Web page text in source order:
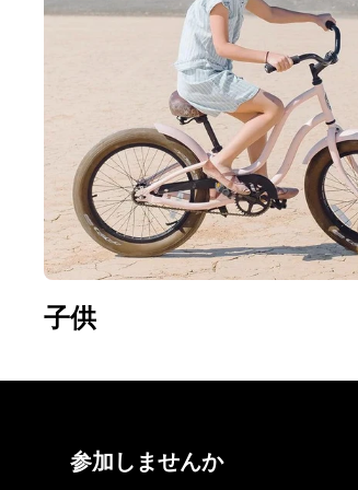
子供
参加しませんか